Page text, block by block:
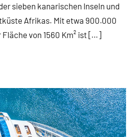
sieben kanarischen Inseln und
Afrikas. Mit etwa 900.000
von 1560 Km² ist […]